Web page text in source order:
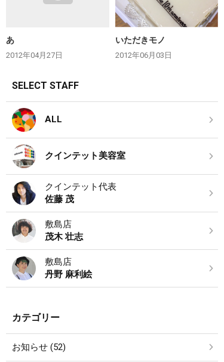
あ
2012年04月27日
いただきモノ
2012年06月03日
SELECT STAFF
ALL
クインテット美容室
クインテット代表
佐藤 茂
敷島店
茂木 壮志
敷島店
丹野 麻利絵
カテゴリー
お知らせ (52)